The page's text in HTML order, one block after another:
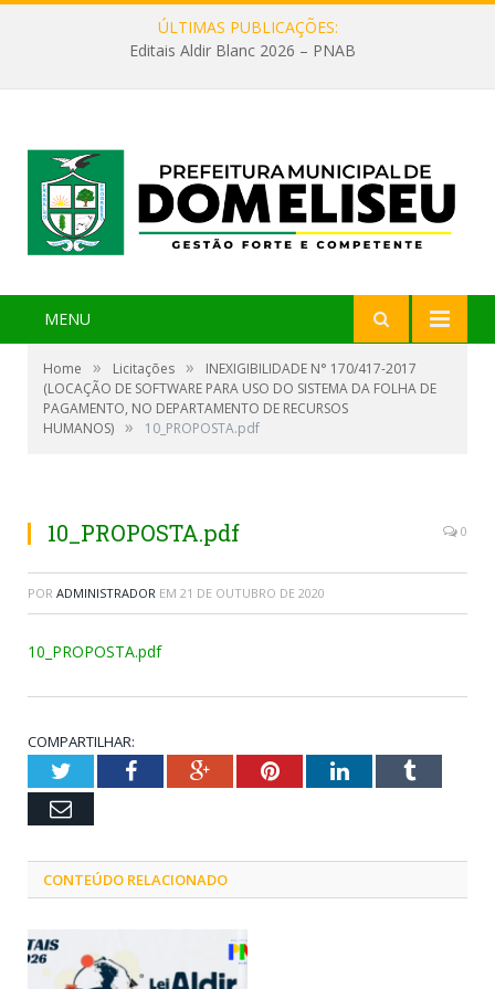
ÚLTIMAS PUBLICAÇÕES:
Editais Aldir Blanc 2026 – PNAB
MENU
Home » Licitações »
INEXIGIBILIDADE N° 170/417-2017
(LOCAÇÃO DE SOFTWARE PARA USO DO SISTEMA DA FOLHA DE
PAGAMENTO, NO DEPARTAMENTO DE RECURSOS
HUMANOS) » 10_PROPOSTA.pdf
10_PROPOSTA.pdf 0
POR ADMINISTRADOR EM 21 DE OUTUBRO DE 2020
10_PROPOSTA.pdf
COMPARTILHAR:
TwitterFacebookGoogle+PinterestLinkedInTumblr
Email
CONTEÚDO RELACIONADO